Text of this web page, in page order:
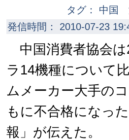
タグ： 中
発信時間： 2010-07-23
中国消費者協会
ラ14機種について
ムメーカー大手の
もに不合格になっ
報」が伝えた。